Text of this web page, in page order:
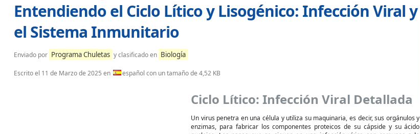
Entendiendo el Ciclo Lítico y Lisogénico: Infección Viral y
el Sistema Inmunitario
Enviado por Programa Chuletas y clasificado en Biología
Escrito el 11 de Marzo de 2025 en español con un tamaño de 4,52 KB
Ciclo Lítico: Infección Viral Detallada
Un virus penetra en una célula y utiliza su maquinaria, es decir, sus orgánulos y
enzimas, para fabricar los componentes proteicos de su cápside y su ácido